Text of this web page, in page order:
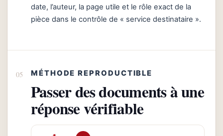
date, l’auteur, la page utile et le rôle exact de la
pièce dans le contrôle de « service destinataire ».
MÉTHODE REPRODUCTIBLE
Passer des documents à une
réponse vérifiable